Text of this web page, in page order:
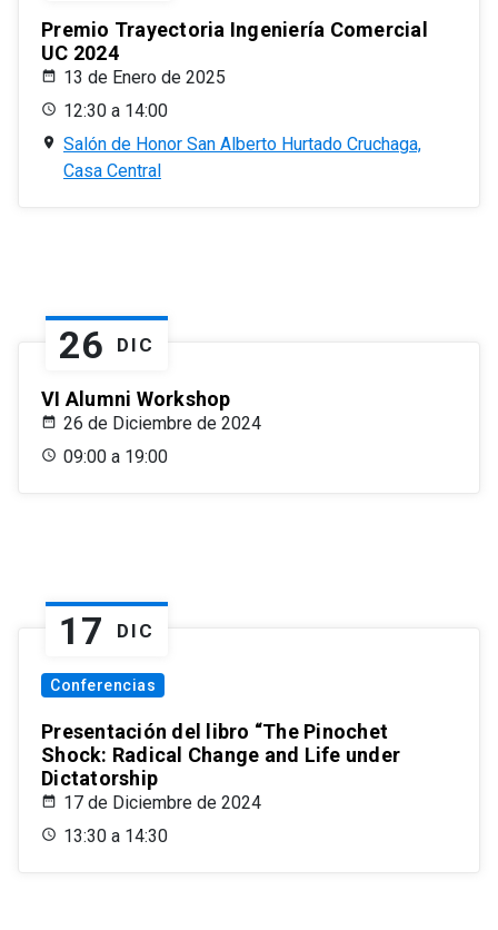
Premio Trayectoria Ingeniería Comercial
UC 2024
13 de Enero de 2025
12:30 a 14:00
Salón de Honor San Alberto Hurtado Cruchaga,
Casa Central
26 DIC
VI Alumni Workshop
26 de Diciembre de 2024
09:00 a 19:00
17 DIC
Conferencias
Presentación del libro “The Pinochet
Shock: Radical Change and Life under
Dictatorship
17 de Diciembre de 2024
13:30 a 14:30